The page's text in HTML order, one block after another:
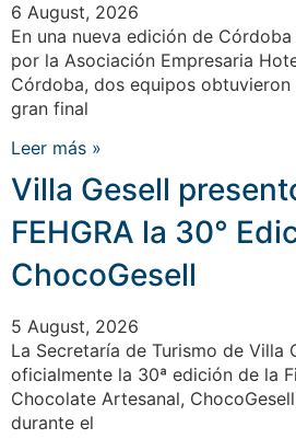
6 August, 2026
En una nueva edición de
por la Asociación Empresaria
Córdoba, dos equipos
gran final
Leer más »
Villa Gesell
FEHGRA la 30°
ChocoGesell
5 August, 2026
La Secretaría de Turismo de Villa
oficialmente la 30ª edición de la
Chocolate Artesanal,
durante el